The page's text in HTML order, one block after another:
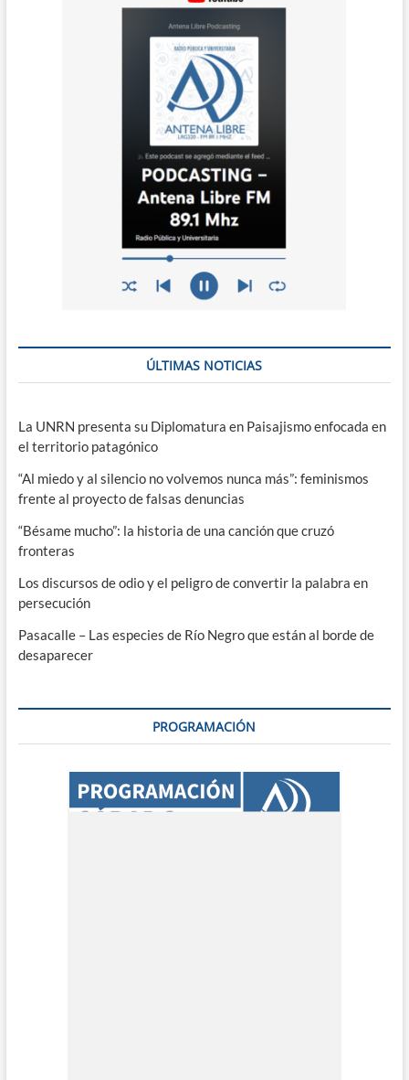
ÚLTIMAS NOTICIAS
La UNRN presenta su Diplomatura en Paisajismo enfocada en
el territorio patagónico
“Al miedo y al silencio no volvemos nunca más”: feminismos
frente al proyecto de falsas denuncias
“Bésame mucho”: la historia de una canción que cruzó
fronteras
Los discursos de odio y el peligro de convertir la palabra en
persecución
Pasacalle – Las especies de Río Negro que están al borde de
desaparecer
PROGRAMACIÓN